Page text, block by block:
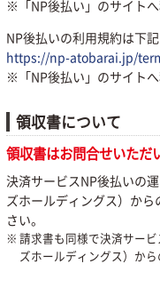
※「NP後払い」のサイトへ
NP後払いの利用規約は下
https://np-atobarai.jp/
※「NP後払い」のサイトへ
領収書について
領収書はお問合せいただ
決済サービスNP後払いの
ズホールディングス）か
さい。
請求書も同様で決済サー
ズホールディングス）から